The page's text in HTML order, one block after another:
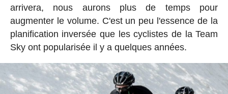
arrivera, nous aurons plus de temps pour
augmenter le volume. C'est un peu l'essence de la
planification inversée que les cyclistes de la Team
Sky ont popularisée il y a quelques années.